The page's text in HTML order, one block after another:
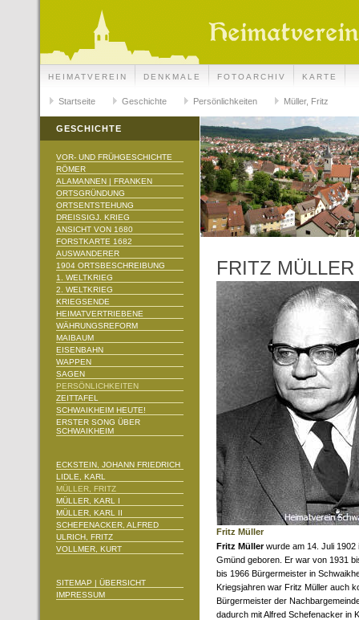
HEIMATVEREIN DENKMALE FOTOARCHIV KARTE
Startseite Geschichte Persönlichkeiten Müller, Fritz
GESCHICHTE
VOR- UND FRÜHGESCHICHTE
RÖMER
ALAMANNEN | FRANKEN
ORTSGRÜNDUNG
ORTSENTSTEHUNG
DREISSIGJ. KRIEG
ANSICHT VON 1680
FORSTKARTE 1682
AUSWANDERER
1904 ORTSBESCHREIBUNG
1. WELTKRIEG
2. WELTKRIEG
KRIEGSENDE
HEIMATVERTRIEBENE
WÄHRUNGSREFORM
MAIBAUM
EISENBAHN
WAPPEN
SAGEN
PERSÖNLICHKEITEN
ZEITTAFEL
SCHWAIKHEIM HEUTE!
ERSTER SONG ÜBER
SCHWAIKHEIM
ECKSTEIN, JOHANN FRIEDRICH
LIDLE, KARL
MÜLLER, FRITZ
MÜLLER, KARL I
MÜLLER, KARL II
SCHEFENACKER, ALFRED
ULRICH, FRITZ
VOLLMER, KURT
SITEMAP | ÜBERSICHT
IMPRESSUM
FRITZ MÜLLER
Fritz Müller
Fritz Müllerwurde am 14. Juli 1902
Gmünd geboren. Er war von 1931
bis 1966 Bürgermeister in
Kriegsjahren war Fritz Müller auch
Bürgermeister der
dadurch mit Alfred Schefenacker in